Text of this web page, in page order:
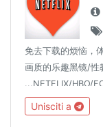
免去下载的烦恼，
画质的乐趣黑镜/性
Unisciti a